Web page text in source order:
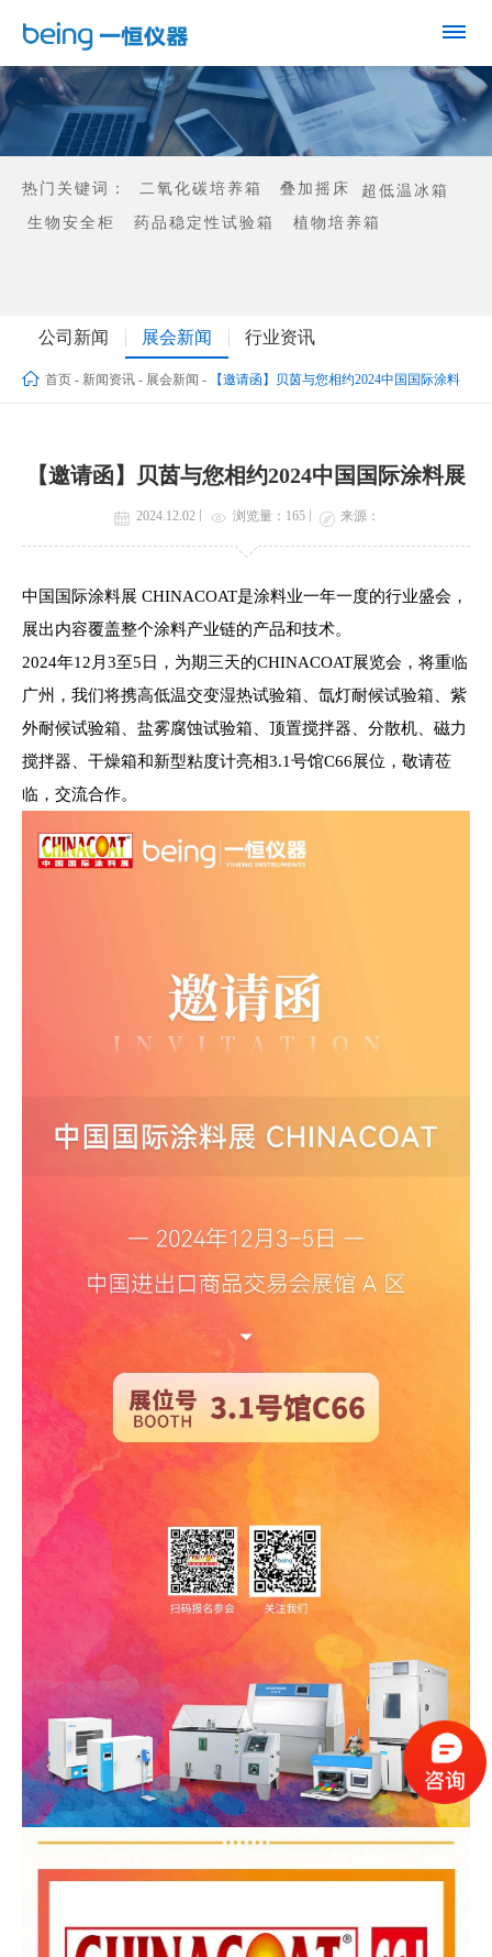
热门关键词： 二氧化碳培养箱 叠加摇床
超低温冰箱
生物安全柜
药品稳定性试验箱 植物培养箱
公司新闻 展会新闻 行业资讯
首页 - 新闻资讯 - 展会新闻 - 【邀请函】贝茵与您相约2024中国国际涂料
【邀请函】贝茵与您相约2024中国国际涂料展
2024.12.02 浏览量： 165 来源：
中国国际涂料展 CHINACOAT是涂料业一年一度的行业盛会，
展出内容覆盖整个涂料产业链的产品和技术。
2024年12月3至5日，为期三天的CHINACOAT展览会，将重临
广州，我们将携高低温交变湿热试验箱、氙灯耐候试验箱、紫
外耐候试验箱、盐雾腐蚀试验箱、顶置搅拌器、分散机、磁力
搅拌器、干燥箱和新型粘度计亮相3.1号馆C66展位，敬请莅
临，交流合作。